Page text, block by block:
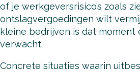
of je werkgeversrisico’s zoals
ontslagvergoedingen wilt
kleine bedrijven is dat moment
verwacht.
Concrete situaties waarin